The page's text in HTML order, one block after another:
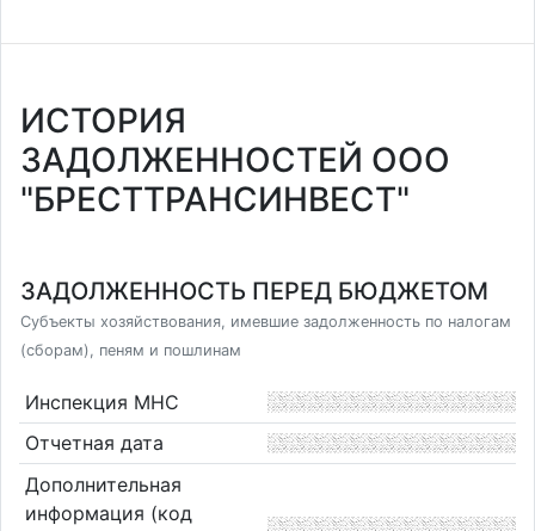
ИСТОРИЯ
ЗАДОЛЖЕННОСТЕЙ ООО
"БРЕСТТРАНСИНВЕСТ"
ЗАДОЛЖЕННОСТЬ ПЕРЕД БЮДЖЕТОМ
Субъекты хозяйствования, имевшие задолженность по налогам
(сборам), пеням и пошлинам
Инспекция МНС
Отчетная дата
Дополнительная
информация (код